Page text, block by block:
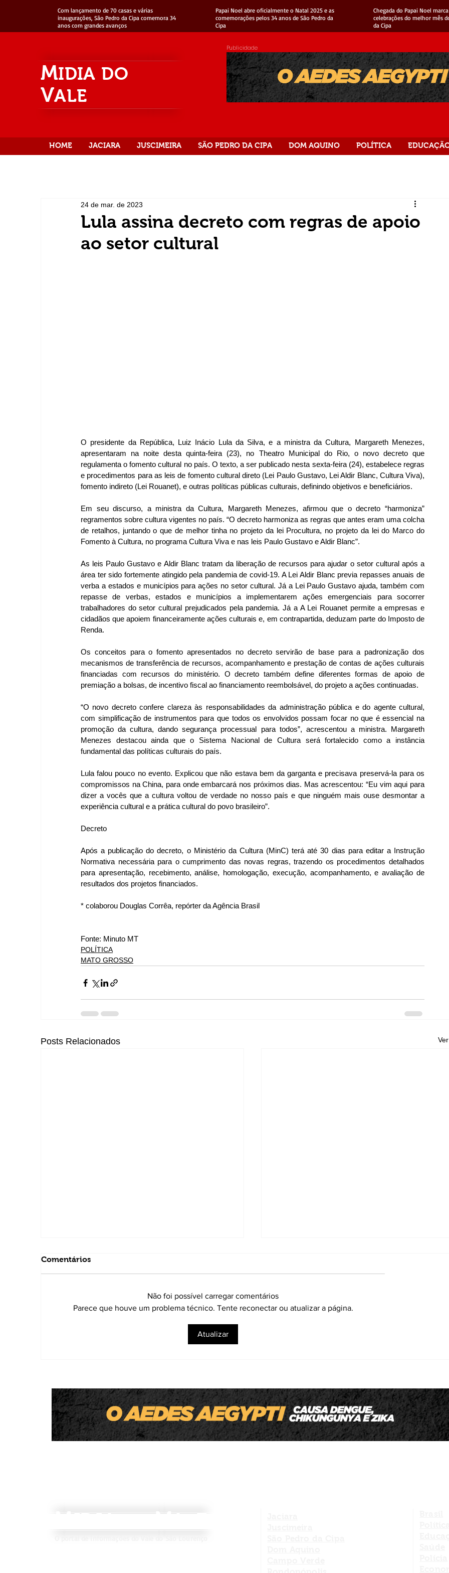
Com lançamento de 70 casas e várias
inaugurações, São Pedro da Cipa comemora 34
anos com grandes avanços
Papai Noel abre oficialmente o Natal 2025 e as
comemorações pelos 34 anos de São Pedro da
Cipa
Chegada do Papai Noel
celebrações do melhor mês
da Cipa
MIDIA DO
VALE
Publicidade
HOME JACIARA JUSCIMEIRA SÃO PEDRO DA CIPA DOM AQUINO POLÍTICA
Lula assina decreto com regras de apoio
ao setor cultural
24 de mar. de 2023
O presidente da República, Luiz Inácio Lula da Silva, e a ministra da Cultura, Margareth Menezes,
apresentaram na noite desta quinta-feira (23), no Theatro Municipal do Rio, o novo decreto que
regulamenta o fomento cultural no país. O texto, a ser publicado nesta sexta-feira (24), estabelece regras
e procedimentos para as leis de fomento cultural direto (Lei Paulo Gustavo, Lei Aldir Blanc, Cultura Viva),
fomento indireto (Lei Rouanet), e outras políticas públicas culturais, definindo objetivos e beneficiários.
Em seu discurso, a ministra da Cultura, Margareth Menezes, afirmou que o decreto “harmoniza”
regramentos sobre cultura vigentes no país. “O decreto harmoniza as regras que antes eram uma colcha
de retalhos, juntando o que de melhor tinha no projeto da lei Procultura, no projeto da lei do Marco do
Fomento à Cultura, no programa Cultura Viva e nas leis Paulo Gustavo e Aldir Blanc”.
As leis Paulo Gustavo e Aldir Blanc tratam da liberação de recursos para ajudar o setor cultural após a
área ter sido fortemente atingido pela pandemia de covid-19. A Lei Aldir Blanc previa repasses anuais de
verba a estados e municípios para ações no setor cultural. Já a Lei Paulo Gustavo ajuda, também com
repasse de verbas, estados e municípios a implementarem ações emergenciais para socorrer
trabalhadores do setor cultural prejudicados pela pandemia. Já a A Lei Rouanet permite a empresas e
cidadãos que apoiem financeiramente ações culturais e, em contrapartida, deduzam parte do Imposto de
Renda.
Os conceitos para o fomento apresentados no decreto servirão de base para a padronização dos
mecanismos de transferência de recursos, acompanhamento e prestação de contas de ações culturais
financiadas com recursos do ministério. O decreto também define diferentes formas de apoio de
premiação a bolsas, de incentivo fiscal ao financiamento reembolsável, do projeto a ações continuadas.
“O novo decreto confere clareza às responsabilidades da administração pública e do agente cultural,
com simplificação de instrumentos para que todos os envolvidos possam focar no que é essencial na
promoção da cultura, dando segurança processual para todos”, acrescentou a ministra. Margareth
Menezes destacou ainda que o Sistema Nacional de Cultura será fortalecido como a instância
fundamental das políticas culturais do país.
Lula falou pouco no evento. Explicou que não estava bem da garganta e precisava preservá-la para os
compromissos na China, para onde embarcará nos próximos dias. Mas acrescentou: “Eu vim aqui para
dizer a vocês que a cultura voltou de verdade no nosso país e que ninguém mais ouse desmontar a
experiência cultural e a prática cultural do povo brasileiro”.
Decreto
Após a publicação do decreto, o Ministério da Cultura (MinC) terá até 30 dias para editar a Instrução
Normativa necessária para o cumprimento das novas regras, trazendo os procedimentos detalhados
para apresentação, recebimento, análise, homologação, execução, acompanhamento, e avaliação de
resultados dos projetos financiados.
* colaborou Douglas Corrêa, repórter da Agência Brasil
Fonte: Minuto MT
POLÍTICA
MATO GROSSO
Posts Relacionados
municipalista nas áreas da educação e
do social
Comentários
Não foi possível carregar comentários
Parece que houve um problema técnico. Tente reconectar ou atualizar a página.
Atualizar
MIDIA VALE